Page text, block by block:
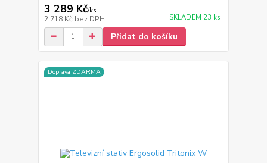
3 289 Kč/ks
2 718 Kč bez DPH SKLADEM 23 ks
Přidat do košíku
Doprava ZDARMA